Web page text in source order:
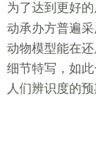
为了达到更好
动承办方普遍采
动物模型能在
细节特写，如
人们辨识度的预